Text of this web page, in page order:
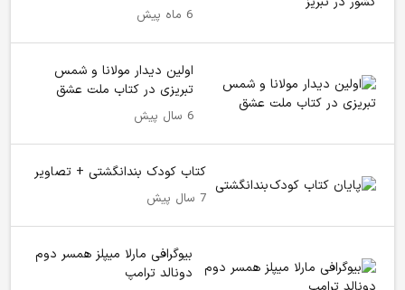
6 ماه پیش
اولین دیدار مولانا و شمس
تبریزی در کتاب ملت عشق
6 سال پیش
کتاب کودک بندانگشتی + تصاویر
7 سال پیش
بیوگرافی مارلا میپلز همسر دوم
دونالد ترامپ